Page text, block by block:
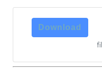
Download